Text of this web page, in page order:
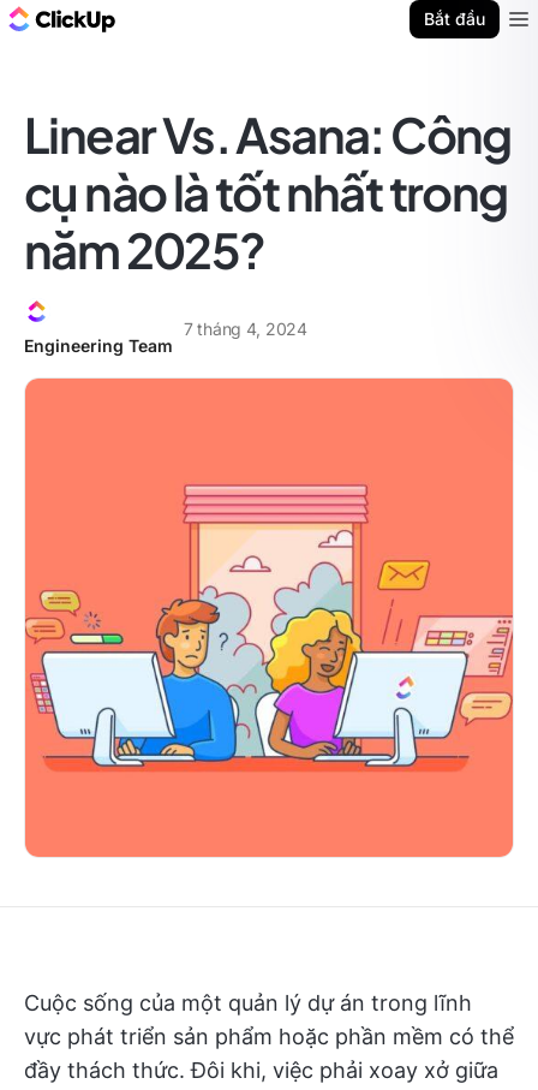
Bắt đầu
Linear Vs. Asana: Công
cụ nào là tốt nhất trong
năm 2025?
Engineering Team
7 tháng 4, 2024
Cuộc sống của một quản lý dự án trong lĩnh
vực phát triển sản phẩm hoặc phần mềm có thể
đầy thách thức. Đôi khi, việc phải xoay xở giữa